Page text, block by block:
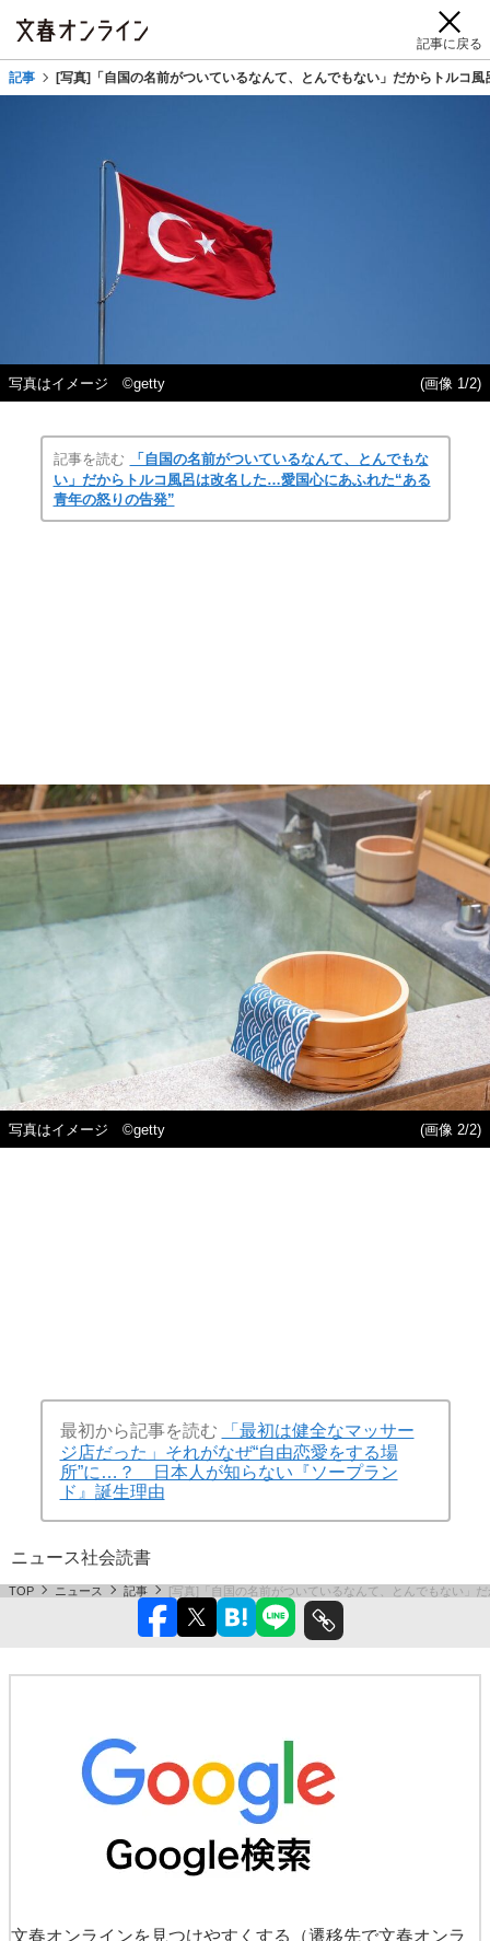
記事に戻る
記事 [写真]「自国の名前がついているなんて、とんでもない」だからトルコ
写真はイメージ ©getty (画像 1/2)
記事を読む
「自国の名前がついているなんて、とんでもな
い」だからトルコ風呂は改名した…愛国心にあふれた“ある
青年の怒りの告発”
写真はイメージ ©getty (画像 2/2)
最初から記事を読む
「最初は健全なマッサー
ジ店だった」それがなぜ“自由恋愛をする場
所”に…？ 日本人が知らない『ソープラン
ド』誕生理由
ニュース社会読書
TOP ニュース 記事 [写真]「自国の名前がついているなんて、とんでもない」
文春オンラインを見つけやすくする
（遷移先で文春オンラ